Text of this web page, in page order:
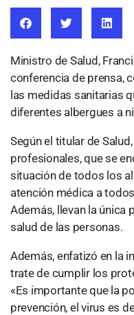
Ministro de Salud,
conferencia de prensa,
las medidas sanitarias
diferentes albergues a
Según el titular de
profesionales, que se
situación de todos los
atención médica a
Además, llevan la única
salud de las personas.
Además, enfatizó en la
trate de cumplir los
«Es importante que la
prevención, el virus es